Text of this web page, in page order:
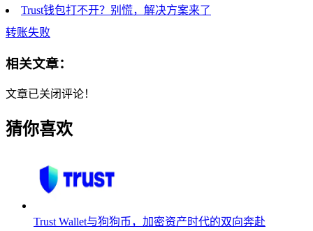
Trust钱包打不开？别慌，解决方案来了
转账失败
相关文章：
文章已关闭评论！
猜你喜欢
Trust Wallet与狗狗币，加密资产时代的双向奔赴